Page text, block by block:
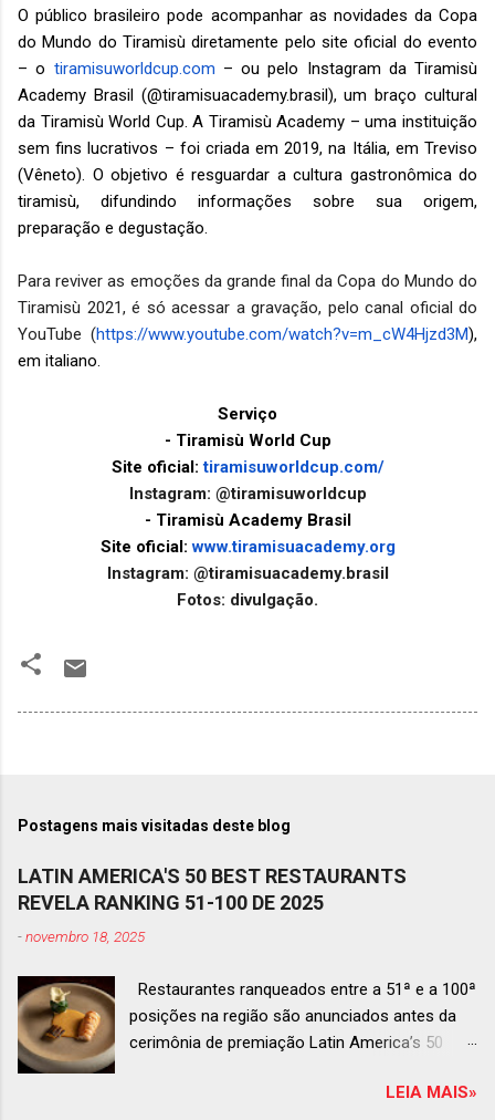
O público brasileiro pode acompanhar as novidades da Copa
do Mundo do Tiramisù diretamente pelo site oficial do evento
– o tiramisuworldcup.com – ou pelo Instagram da Tiramisù
Academy Brasil (@tiramisuacademy.brasil), um braço cultural
da Tiramisù World Cup. A Tiramisù Academy – uma instituição
sem fins lucrativos – foi criada em 2019, na Itália, em Treviso
(Vêneto). O objetivo é resguardar a cultura gastronômica do
tiramisù, difundindo informações sobre sua origem,
preparação e degustação.
Para reviver as emoções da grande final da Copa do Mundo do
Tiramisù 2021, é só acessar a gravação, pelo canal oficial do
YouTube (https://www.youtube.com/watch?v=m_cW4Hjzd3M),
em italiano.
Serviço
- Tiramisù World Cup
Site oficial:tiramisuworldcup.com/
Instagram: @tiramisuworldcup
- Tiramisù Academy Brasil
Site oficial:www.tiramisuacademy.org
Instagram: @tiramisuacademy.brasil
Fotos: divulgação.
Postagens mais visitadas deste blog
LATIN AMERICA'S 50 BEST RESTAURANTS
REVELA RANKING 51-100 DE 2025
-novembro 18, 2025
Restaurantes ranqueados entre a 51ª e a 100ª
posições na região são anunciados antes da
cerimônia de premiação Latin America’s 50
de dezembro em Antígua, Guatemala
LEIA MAIS»